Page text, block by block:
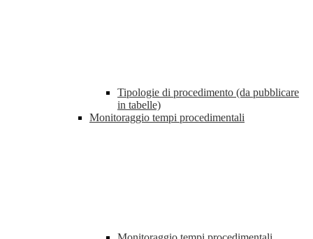
Tipologie di procedimento (da pubblicare
in tabelle)
Monitoraggio tempi procedimentali